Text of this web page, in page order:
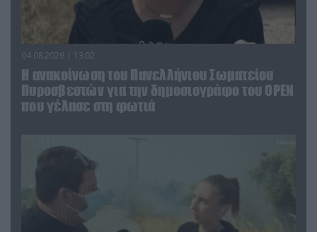
04.08.2026 | 13:02
Η ανακοίνωση του Πανελλήνιου Σωματείου
Πυροσβεστών για την δημοσιογράφο του OPEN
που γέλασε στη φωτιά